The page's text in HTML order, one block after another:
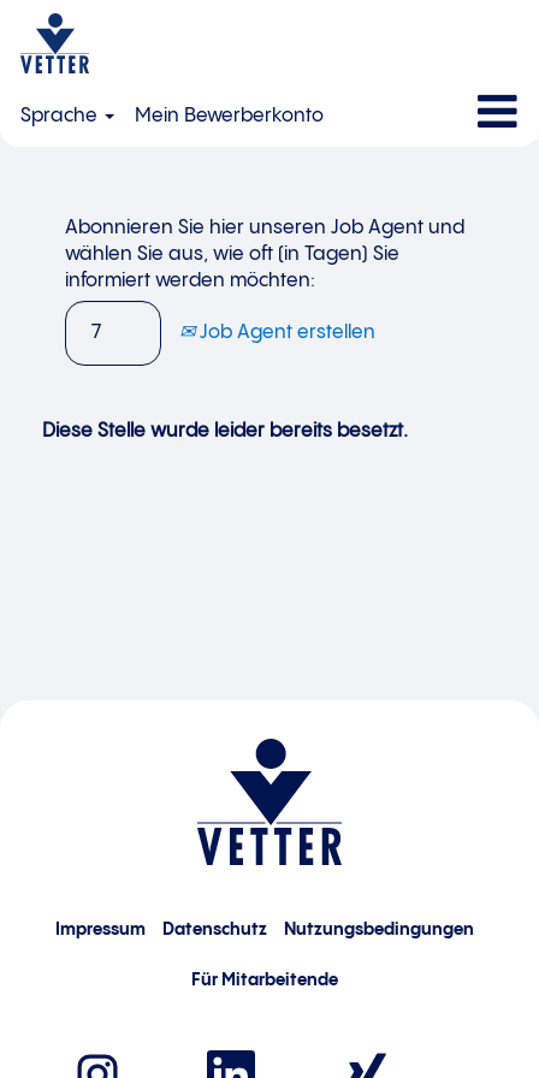
Sprache Mein Bewerberkonto
Abonnieren Sie hier unseren Job Agent und
wählen Sie aus, wie oft (in Tagen) Sie
informiert werden möchten:
Job Agent erstellen
Diese Stelle wurde leider bereits besetzt.
Impressum Datenschutz Nutzungsbedingungen
Für Mitarbeitende
W
W